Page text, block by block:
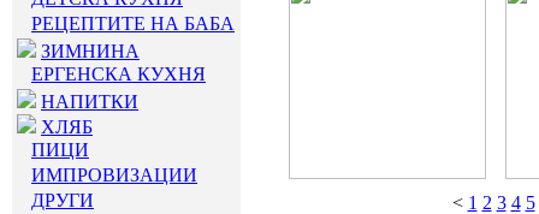
РЕЦЕПТИТЕ НА БАБА
ЗИМНИНА
ЕРГЕНСКА КУХНЯ
НАПИТКИ
ХЛЯБ
ПИЦИ
ИМПРОВИЗАЦИИ
ДРУГИ
< 1 2 3 4 5